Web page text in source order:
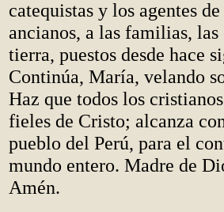
catequistas y los agentes
ancianos, a las familias, las
tierra, puestos desde hace
Continúa, María, velando
Haz que todos los
fieles de Cristo; alcanza
pueblo del Perú, para el
mundo entero. Madre de
Amén.